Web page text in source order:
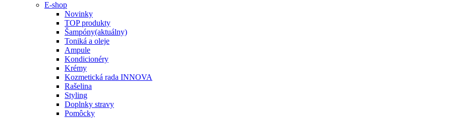
E-shop
Novinky
TOP produkty
Šampóny(aktuálny)
Toniká a oleje
Ampule
Kondicionéry
Krémy
Kozmetická rada INNOVA
Rašelina
Styling
Doplnky stravy
Pomôcky